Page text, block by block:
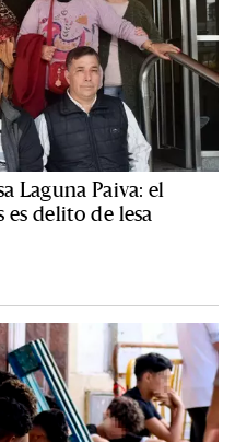
Laguna Paiva: el
delito de lesa